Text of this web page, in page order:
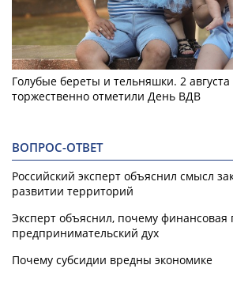
Голубые береты и тельняшки. 2
торжественно отметили День ВДВ
ВОПРОС-ОТВЕТ
Российский эксперт объяснил смысл
развитии территорий
Эксперт объяснил, почему финансовая
предпринимательский дух
Почему субсидии вредны экономике